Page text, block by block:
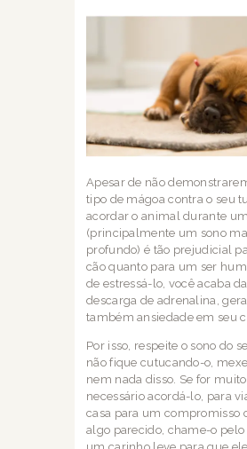
Apesar de não
tipo de mágoa contra o seu
acordar o animaldurante
(principalmente um sono
profundo) é tão prejudicial
cãoquanto para um ser
de estressá-lo, você acaba
descarga de adrenalina,
também ansiedade em seu
Por isso, respeite o sono do
não fique cutucando-o,
nem nada disso. Se for muito
necessárioacordá-lo, para
casa para um compromisso
algo parecido, chame-o pelo